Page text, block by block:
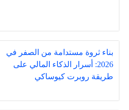
بناء ثروة مستدامة من الصفر في
2026: أسرار الذكاء المالي على
طريقة روبرت كيوساكي